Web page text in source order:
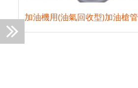
加油機用(油氣回收型)加油槍管